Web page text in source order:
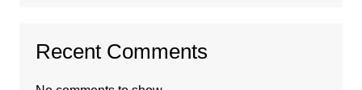
Recent Comments